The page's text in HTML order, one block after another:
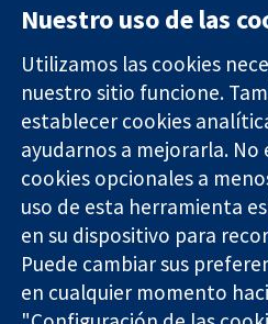
Evidencia fiable.
Decisiones
informadas.
Mejor salud.
11-13
Square
Londres
W1G 0AN
Reino
Nuestro uso de las
Utilizamos las cookies
nuestro sitio funcione.
establecer cookies
ayudarnos a mejorarla.
cookies opcionales a
uso de esta herramienta
en su dispositivo para
Puede cambiar sus
en cualquier momento